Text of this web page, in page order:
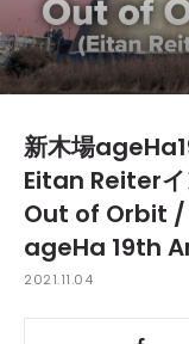
新木場
Eitan Reiterイ
Out of Orbit
ageHa 19th
2021.11.04